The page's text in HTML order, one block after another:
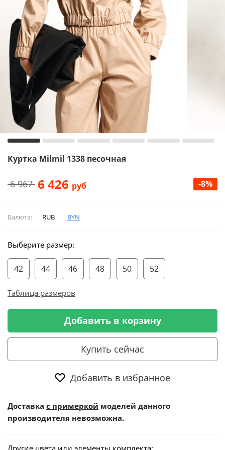
Куртка Milmil 1338 песочная
6 967 6 426 руб -8%
Валюта: RUB BYN
Выберите размер:
42 44 46 48 50 52
Таблица размеров
Добавить в корзину
Купить сейчас
Добавить в избранное
Доставка с примеркой моделей данного
производителя невозможна.
Другие цвета или элементы комплекта: